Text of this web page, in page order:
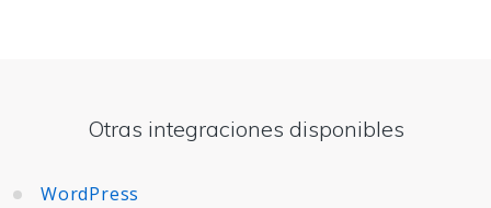
Otras integraciones disponibles
WordPress